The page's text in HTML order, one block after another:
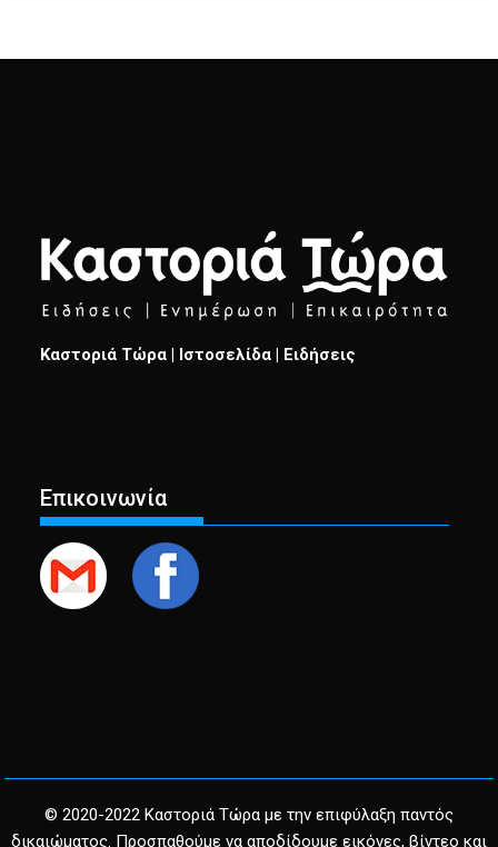
Καστοριά Τώρα | Ιστοσελίδα | Ειδήσεις
Επικοινωνία
© 2020-2022 Καστοριά Τώρα με την επιφύλαξη παντός
δικαιώματος. Προσπαθούμε να αποδίδουμε εικόνες, βίντεο και